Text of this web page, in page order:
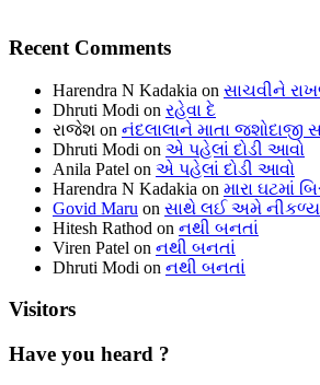
Recent Comments
Harendra N Kadakia on સાચવીને
Dhruti Modi on રહેવા દે
રાજેશ on નંદલાલાને માતા જશોદાજી
Dhruti Modi on એ પહેલાં દોડી આવો
Anila Patel on એ પહેલાં દોડી આવો
Harendra N Kadakia on મારા ઘટમાં
Govid Maru on સાથે લઈ અમે
Hitesh Rathod on નથી બનતાં
Viren Patel on નથી બનતાં
Dhruti Modi on નથી બનતાં
Visitors
Have you heard ?